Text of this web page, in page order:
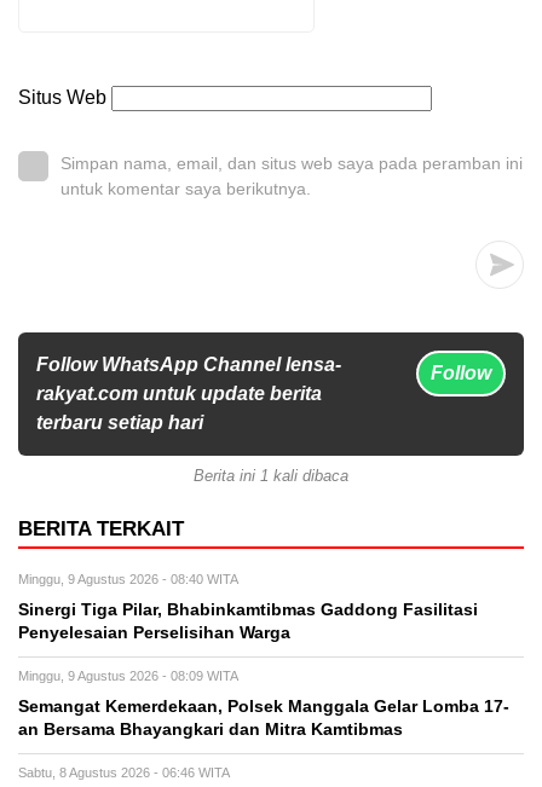
Situs Web
Simpan nama, email, dan situs web saya pada peramban ini
untuk komentar saya berikutnya.
Follow WhatsApp Channel lensa-
rakyat.com untuk update berita
terbaru setiap hari
Follow
Berita ini 1 kali dibaca
BERITA TERKAIT
Minggu, 9 Agustus 2026 - 08:40 WITA
Sinergi Tiga Pilar, Bhabinkamtibmas Gaddong Fasilitasi
Penyelesaian Perselisihan Warga
Minggu, 9 Agustus 2026 - 08:09 WITA
Semangat Kemerdekaan, Polsek Manggala Gelar Lomba 17-
an Bersama Bhayangkari dan Mitra Kamtibmas
Sabtu, 8 Agustus 2026 - 06:46 WITA